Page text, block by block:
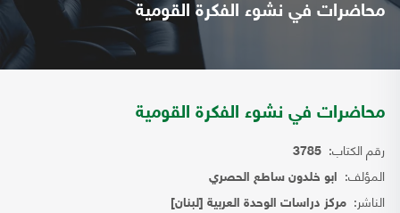
محاضرات في نشوء الفكرة القومية
محاضرات في نشوء الفكرة القومية
رقم الكتاب: 3785
المؤلف: ابو خلدون ساطع الحصري
الناشر: مركز دراسات الوحدة العربية [لبنان]